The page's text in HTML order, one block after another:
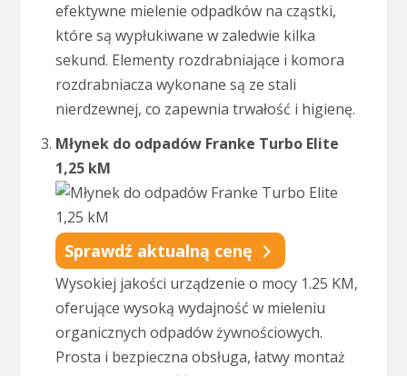
efektywne mielenie odpadków na cząstki,
które są wypłukiwane w zaledwie kilka
sekund. Elementy rozdrabniające i komora
rozdrabniacza wykonane są ze stali
nierdzewnej, co zapewnia trwałość i higienę.
Młynek do odpadów Franke Turbo Elite
1,25 kM
Sprawdź aktualną cenę
Wysokiej jakości urządzenie o mocy 1.25 KM,
oferujące wysoką wydajność w mieleniu
organicznych odpadów żywnościowych.
Prosta i bezpieczna obsługa, łatwy montaż